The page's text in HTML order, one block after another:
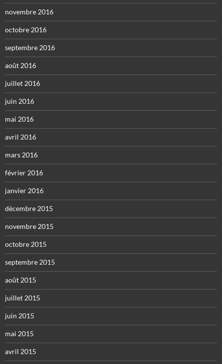
novembre 2016
octobre 2016
septembre 2016
août 2016
juillet 2016
juin 2016
mai 2016
avril 2016
mars 2016
février 2016
janvier 2016
décembre 2015
novembre 2015
octobre 2015
septembre 2015
août 2015
juillet 2015
juin 2015
mai 2015
avril 2015